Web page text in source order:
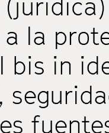
a la
bis in